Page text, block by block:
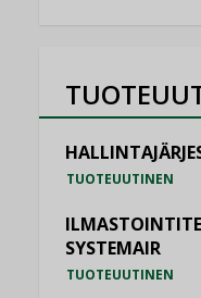
TUOTEUUTINEN
SYSTEMAIR
TUOTEUUTINEN